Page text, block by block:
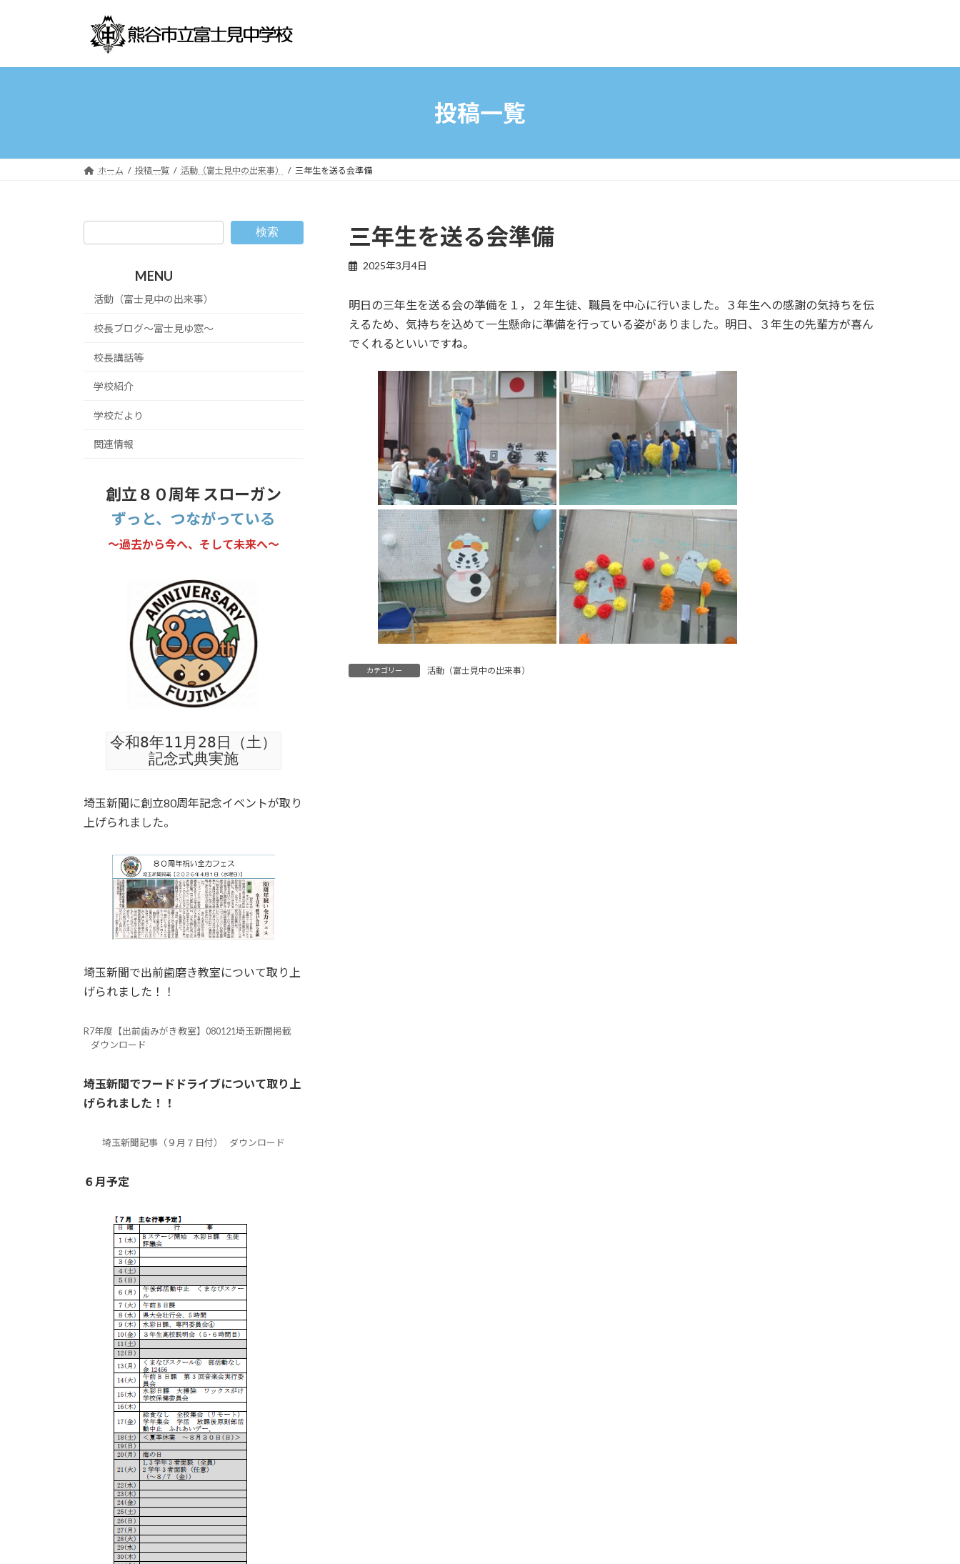
プ
動
投稿一覧
ホーム 投稿一覧 活動（富士見中の出来事） 三年生を送る会準備
三年生を送る会準備
2025年3月4日
明日の三年生を送る会の準備を１，２年生徒、職員を中心に行いました。３年生への感謝の気持ちを伝
えるため、気持ちを込めて一生懸命に準備を行っている姿がありました。明日、３年生の先輩方が喜ん
でくれるといいですね。
カテゴリー 活動（富士見中の出来事）
検索
MENU
活動（富士見中の出来事）
校長ブログ～富士見ゆ窓～
校長講話等
学校紹介
学校だより
関連情報
創立８０周年 スローガン
ずっと、つながっている
～過去から今へ、そして未来へ～
令和8年11月28日（土）
記念式典実施
埼玉新聞に創立80周年記念イベントが取り
上げられました。
埼玉新聞で出前歯磨き教室について取り上
げられました！！
R7年度【出前歯みがき教室】080121埼玉新聞掲載
ダウンロード
埼玉新聞でフードドライブについて取り上
げられました！！
埼玉新聞記事（９月７日付） ダウンロード
６月予定